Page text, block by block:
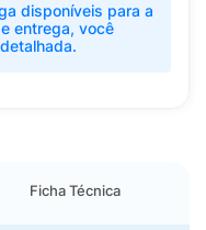
disponíveis para a
entrega, você
Ficha Técnica